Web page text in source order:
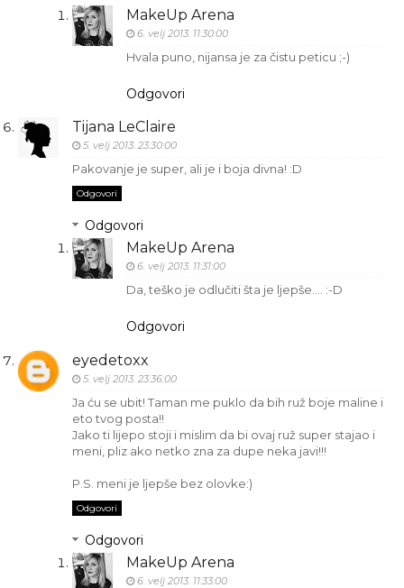
MakeUp Arena
6. velj 2013. 11:30:00
Hvala puno, nijansa je za čistu peticu ;-)
Odgovori
Tijana LeClaire
5. velj 2013. 23:30:00
Pakovanje je super, ali je i boja divna! :D
Odgovori
Odgovori
MakeUp Arena
6. velj 2013. 11:31:00
Da, teško je odlučiti šta je ljepše.... :-D
Odgovori
eyedetoxx
5. velj 2013. 23:36:00
Ja ću se ubit! Taman me puklo da bih ruž boje maline i
eto tvog posta!!
Jako ti lijepo stoji i mislim da bi ovaj ruž super stajao i
meni, pliz ako netko zna za dupe neka javi!!!
P.S. meni je ljepše bez olovke:)
Odgovori
Odgovori
MakeUp Arena
6. velj 2013. 11:33:00